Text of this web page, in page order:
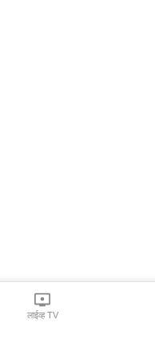
लाईव्ह TV